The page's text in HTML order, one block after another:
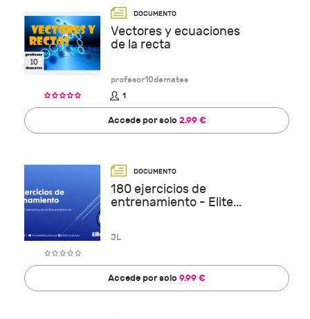
Vectores y ecuaciones
de la recta
profesor10demates
1
Accede por solo2.99 €
180 ejercicios de
entrenamiento - Elite...
JL
Accede por solo9.99 €